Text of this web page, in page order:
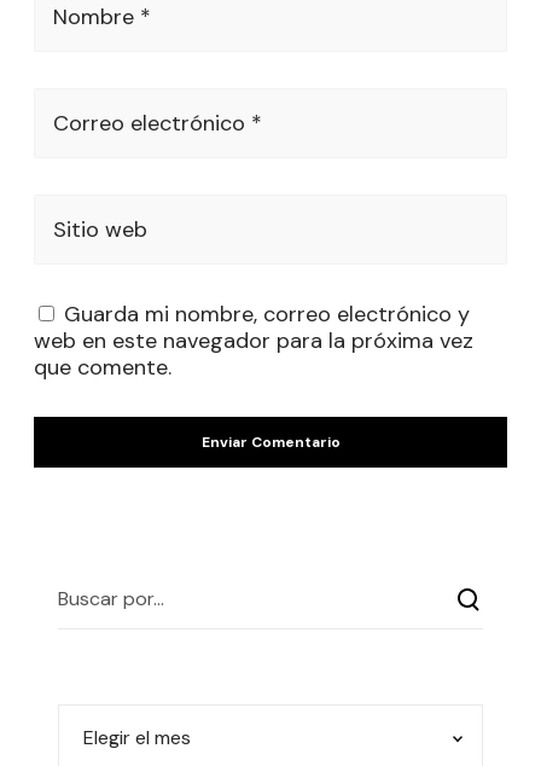
Nombre *
Correo electrónico *
Sitio web
Guarda mi nombre, correo electrónico y
web en este navegador para la próxima vez
que comente.